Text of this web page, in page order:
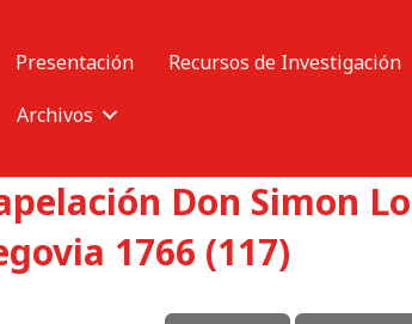
Presentación Recursos de Investigación
Archivos
Don Simon
1766 (117)